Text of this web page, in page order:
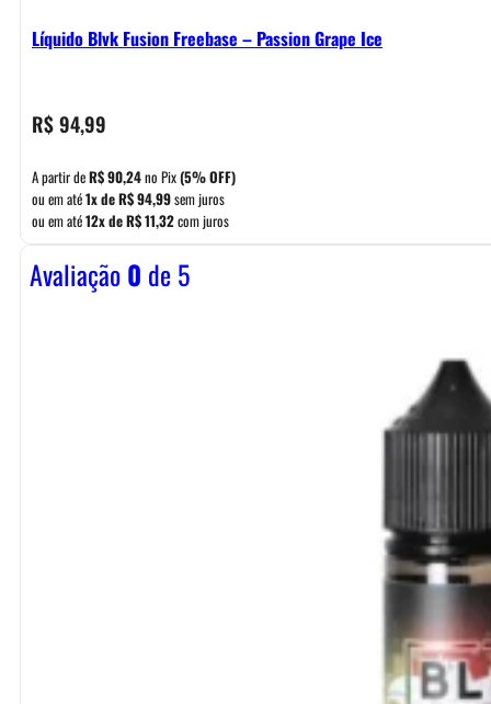
Líquido Blvk Fusion Freebase – Passion Grape Ice
R$94,99
A partir deR$90,24no Pix(5% OFF)
ou em até1x deR$94,99sem juros
ou em até12x deR$11,32com juros
Avaliação0 de 5